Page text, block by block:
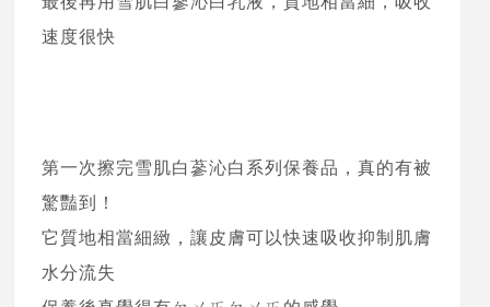
速度很快
第一次擦完雪肌白蔘沁白系列保養品，真的有被
驚豔到！
它質地相當細緻，讓皮膚可以快速吸收抑制肌膚
水分流失